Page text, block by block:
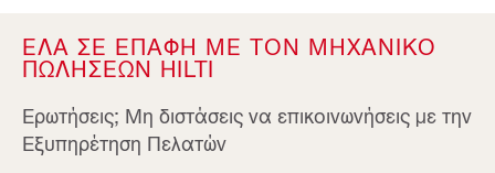
ΕΛΑ ΣΕ ΕΠΑΦΗ ΜΕ ΤΟΝ ΜΗΧΑΝΙΚΟ
ΠΩΛΗΣΕΩΝ HILTI
Ερωτήσεις; Μη διστάσεις να επικοινωνήσεις με την
Εξυπηρέτηση Πελατών